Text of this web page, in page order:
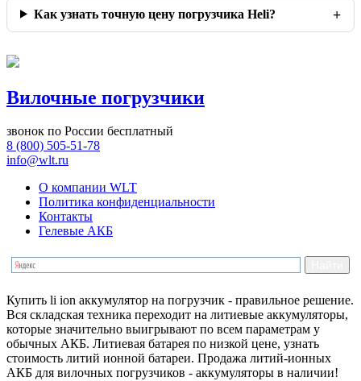
Как узнать точную цену погрузчика Heli?
Вилочные погрузчики
звонок по России бесплатный
8 (800) 505-51-78
info@wlt.ru
О компании WLT
Политика конфиденциальности
Контакты
Гелевые АКБ
Купить li ion аккумулятор на погрузчик - правильное решение.
Вся складская техника переходит на литиевые аккумуляторы,
которые значительно выигрывают по всем параметрам у
обычных АКБ. Литиевая батарея по низкой цене, узнать
стоимость литий ионной батареи. Продажа литий-ионных
АКБ для вилочных погрузчиков - аккумуляторы в наличии!